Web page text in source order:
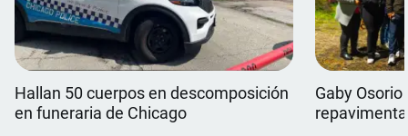
Hallan 50 cuerpos en descomposición
en funeraria de Chicago
Gaby